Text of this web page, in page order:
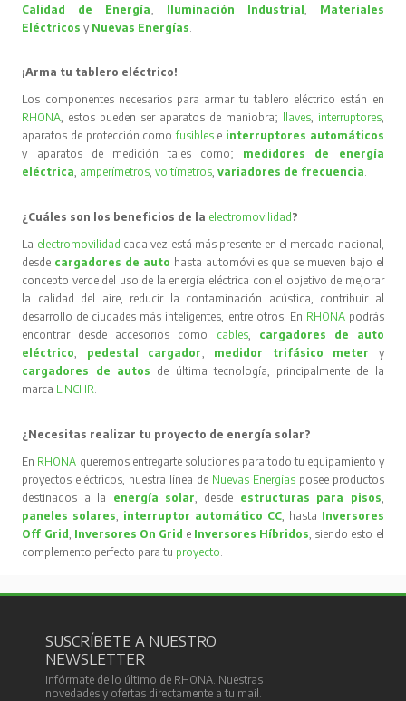
Calidad de Energía, Iluminación Industrial , Materiales
Eléctricos y Nuevas Energías.
¡Arma tu tablero eléctrico!
Los componentes necesarios para armar tu tablero eléctrico están en
RHONA, estos pueden ser aparatos de maniobra; llaves, interruptores,
aparatos de protección comofusibles e interruptores automáticos
y aparatos de medición tales como; medidores de energía
eléctrica, amperímetros,voltímetros,variadores de frecuencia.
¿Cuáles son los beneficios de la electromovilidad ?
La electromovilidad cada vez está más presente en el mercado nacional,
desde cargadores de auto hasta automóviles que se mueven bajo el
concepto verde del uso de la energía eléctrica con el objetivo de mejorar
la calidad del aire, reducir la contaminación acústica, contribuir al
desarrollo de ciudades más inteligentes, entre otros. En RHONA podrás
encontrar desde accesorios como cables, cargadores de auto
eléctrico, pedestal cargador, medidor trifásico meter
y
cargadores de autos de última tecnología, principalmente de la
marca LINCHR.
¿Necesitas realizar tu proyecto de energía solar?
En RHONA queremos entregarte soluciones para todo tu equipamiento y
proyectos eléctricos, nuestra línea de Nuevas Energíasposee productos
destinados a la energía solar, desde estructuras para pisos,
paneles solares, interruptor automático CC, hasta Inversores
Off Grid, Inversores On Grid e Inversores Híbridos, siendo esto el
complemento perfecto para tu proyecto.
SUSCRÍBETE A NUESTRO
NEWSLETTER
Infórmate de lo último de RHONA. Nuestras
novedades y ofertas directamente a tu mail.